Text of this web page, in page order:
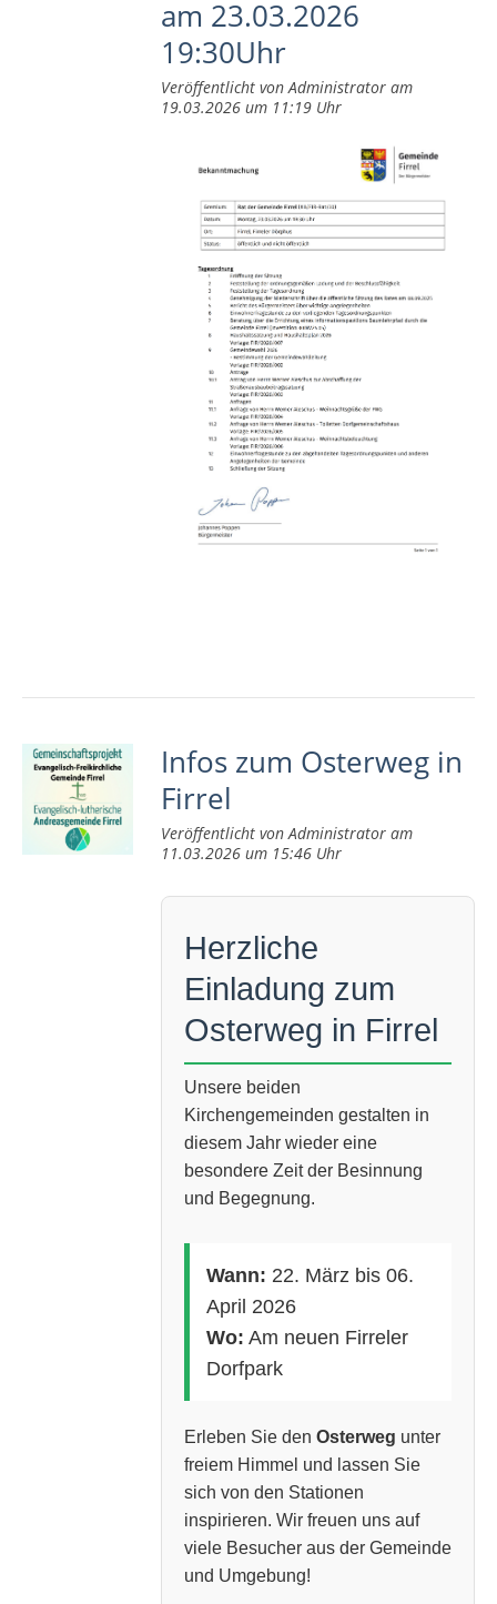
am 23.03.2026
19:30Uhr
Veröffentlicht von Administrator am
19.03.2026 um 11:19 Uhr
Infos zum Osterweg in
Firrel
Veröffentlicht von Administrator am
11.03.2026 um 15:46 Uhr
Herzliche
Einladung zum
Osterweg in Firrel
Unsere beiden
Kirchengemeinden gestalten in
diesem Jahr wieder eine
besondere Zeit der Besinnung
und Begegnung.
Wann: 22. März bis 06.
April 2026
Wo: Am neuen Firreler
Dorfpark
Erleben Sie den Osterweg unter
freiem Himmel und lassen Sie
sich von den Stationen
inspirieren. Wir freuen uns auf
viele Besucher aus der Gemeinde
und Umgebung!